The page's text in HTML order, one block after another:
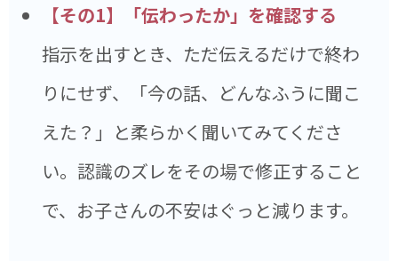
【その1】「伝わったか」を確認する
指示を出すとき、ただ伝えるだけで終わ
りにせず、「今の話、どんなふうに聞こ
えた？」と柔らかく聞いてみてくださ
い。認識のズレをその場で修正すること
で、お子さんの不安はぐっと減ります。